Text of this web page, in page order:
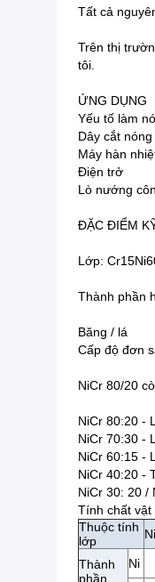
Tất cả
Trên thị
tôi.
ỨNG DỤNG
Yếu tố làm
Dây cắt nóng
Máy hàn
Điện trở
Lò nướng
ĐẶC ĐIỂM
Lớp:
Thành phần
Băng / lá
Cấp độ đơn
NiCr 80/20
NiCr 80:20 -
NiCr 70:30 -
NiCr 60:15 -
NiCr 40:20 -
NiCr 30: 20 /
Tính chất vật
Thuộc tính
lớp
Thành
phần
Ni